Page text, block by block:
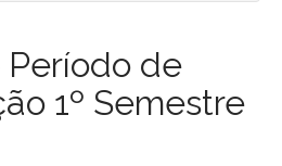
Período de
1º Semestre